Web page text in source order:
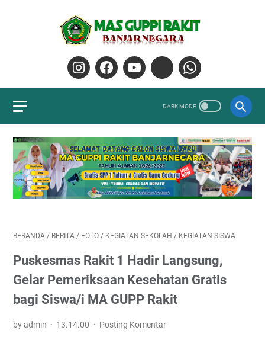
BERANDA / BERITA / FOTO / KEGIATAN SEKOLAH / KEGIATAN SISWA
Puskesmas Rakit 1 Hadir Langsung,
Gelar Pemeriksaan Kesehatan Gratis
bagi Siswa/i MA GUPP Rakit
by admin 13.14.00 Posting Komentar